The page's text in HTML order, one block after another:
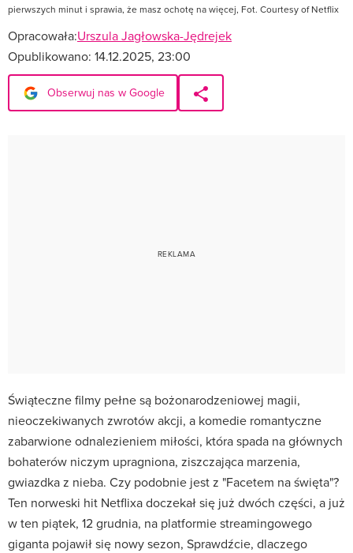
pierwszych minut i sprawia, że masz ochotę na więcej, Fot. Courtesy of Netflix
Opracowała:Urszula Jagłowska-Jędrejek
Opublikowano: 14.12.2025, 23:00
Obserwuj nas w Google
Świąteczne filmy pełne są bożonarodzeniowej magii,
nieoczekiwanych zwrotów akcji, a komedie romantyczne
zabarwione odnalezieniem miłości, która spada na głównych
bohaterów niczym upragniona, ziszczająca marzenia,
gwiazdka z nieba. Czy podobnie jest z "Facetem na święta"?
Ten norweski hit Netflixa doczekał się już dwóch części, a już
w ten piątek, 12 grudnia, na platformie streamingowego
giganta pojawił się nowy sezon, Sprawdźcie, dlaczego